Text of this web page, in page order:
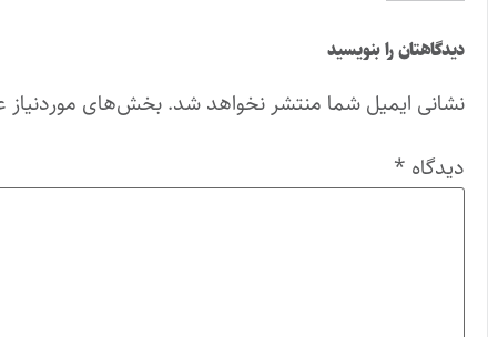
دیدگاهتان را بنویسید
نشانی ایمیل شما منتشر نخواهد شد. بخش‌های موردنیاز
دیدگاه *